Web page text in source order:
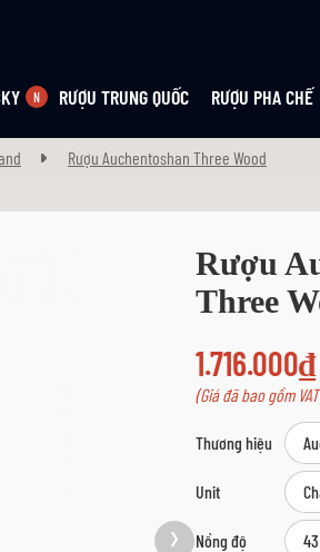
RƯỢU TRUNG QUỐC RƯỢU PHA CHẾ
Rượu Auchentoshan Three Wood
Rượu
Three
1.716.000₫
(Giá đã bao gồm
Thương hiệu
Unit
Nồng độ